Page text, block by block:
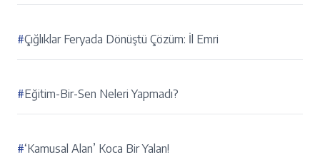
#Çığlıklar Feryada Dönüştü Çözüm: İl Emri
#Eğitim-Bir-Sen Neleri Yapmadı?
#‘Kamusal Alan’ Koca Bir Yalan!